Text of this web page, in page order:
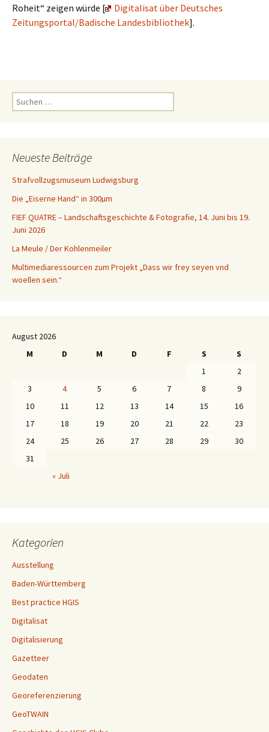
Roheit“ zeigen würde [
Digitalisat über Deutsches
Zeitungsportal/Badische Landesbibliothek].
Suchen
nach:
Neueste Beiträge
Strafvollzugsmuseum Ludwigsburg
Die „Eiserne Hand“ in 300µm
FIEF QUATRE – Landschaftsgeschichte & Fotografie, 14. Juni bis 19.
Juni 2026
La Meule / Der Kohlenmeiler
Multimediaressourcen zum Projekt „Dass wir frey seyen vnd
woellen sein.“
August 2026
M
D M D F S
S
1
2
3
4 5 6 7 8
9
10
11 12 13 14 15
16
17
18 19 20 21 22
23
24
25 26 27 28 29
30
31
« Juli
Kategorien
Ausstellung
Baden-Württemberg
Best practice HGIS
Digitalisat
Digitalisierung
Gazetteer
Geodaten
Georeferenzierung
GeoTWAIN